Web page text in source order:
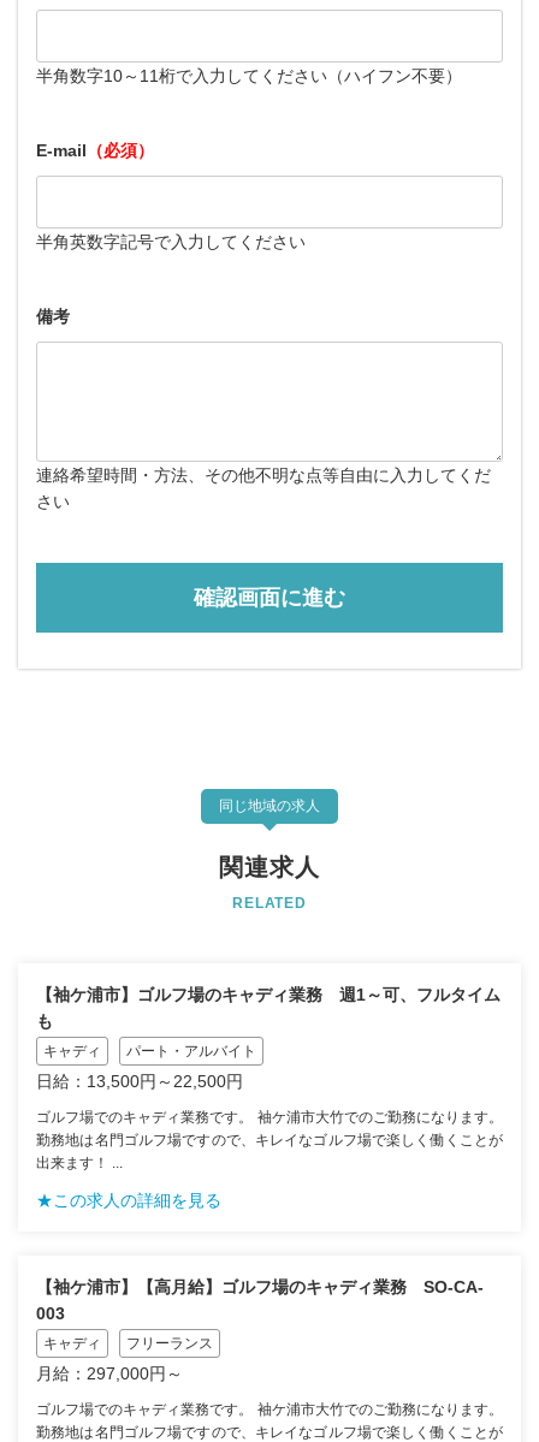
半角数字10～11桁で入力してください（ハイフン不要）
E-mail （必須）
半角英数字記号で入力してください
備考
連絡希望時間・方法、その他不明な点等自由に入力してくだ
さい
同じ地域の求人
関連求人
RELATED
【袖ケ浦市】ゴルフ場のキャディ業務 週1～可、フルタイム
も
キャディ パート・アルバイト
日給：13,500円～22,500円
ゴルフ場でのキャディ業務です。 袖ケ浦市大竹でのご勤務になります。
勤務地は名門ゴルフ場ですので、キレイなゴルフ場で楽しく働くことが
出来ます！ ...
★この求人の詳細を見る
【袖ケ浦市】【高月給】ゴルフ場のキャディ業務 SO-CA-
003
キャディ フリーランス
月給：297,000円～
ゴルフ場でのキャディ業務です。 袖ケ浦市大竹でのご勤務になります。
勤務地は名門ゴルフ場ですので、キレイなゴルフ場で楽しく働くことが